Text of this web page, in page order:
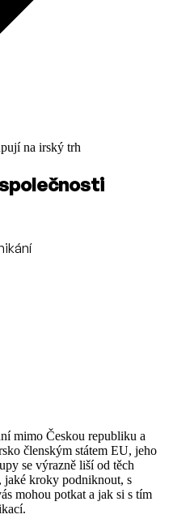
na irský trh
mimo Českou republiku a
členským státem EU, jeho
se výrazně liší od těch
jaké kroky podniknout, s
mohou potkat a jak si s tím